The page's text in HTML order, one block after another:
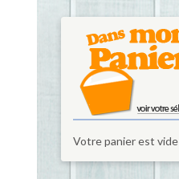
Votre panier est vide